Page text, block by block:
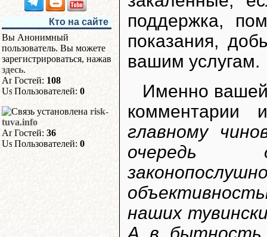
Кто на сайте
Вы Анонимный
пользователь. Вы можете
зарегистрироваться, нажав
здесь.
Гостей: 108
Пользователей: 0
risk-
tuva.info
Гостей: 36
Пользователей: 0
поддержка,
показания,
вашим услугам.
Именно вашей
комментарии
главному
очередь
наших